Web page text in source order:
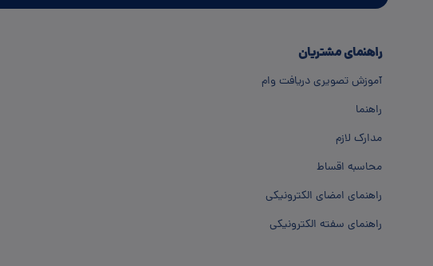
راهنمای مشتریان
آموزش تصویری دریافت وام
راهنما
مدارک لازم
محاسبه اقساط
راهنمای امضای الکترونیکی
راهنمای سفته الکترونیکی